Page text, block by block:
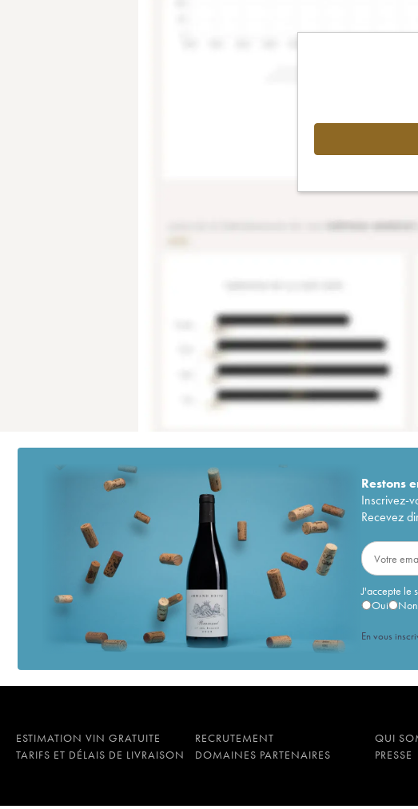
Restons
Inscrivez-
Recevez
J'accepte le
Oui
Non
En vous
ESTIMATION VIN GRATUITE RECRUTEMENT QUI
TARIFS ET DÉLAIS DE LIVRAISON
DOMAINES PARTENAIRES PRESSE